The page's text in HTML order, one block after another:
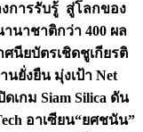
การรับรู้ สู่โลกของ
นาชาติกว่า 400 ผล
นียบัตรเชิดชูเกียรติ
ยั่งยืน มุ่งเป้า Net
เกม Siam Silica ดัน
อาเซียน“ยศชนัน”